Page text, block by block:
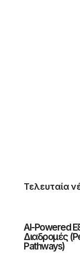
Τελευταία
AI-Powered
Διαδρομές
Pathways)